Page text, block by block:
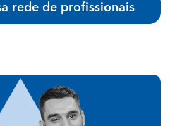
rede de profissionais